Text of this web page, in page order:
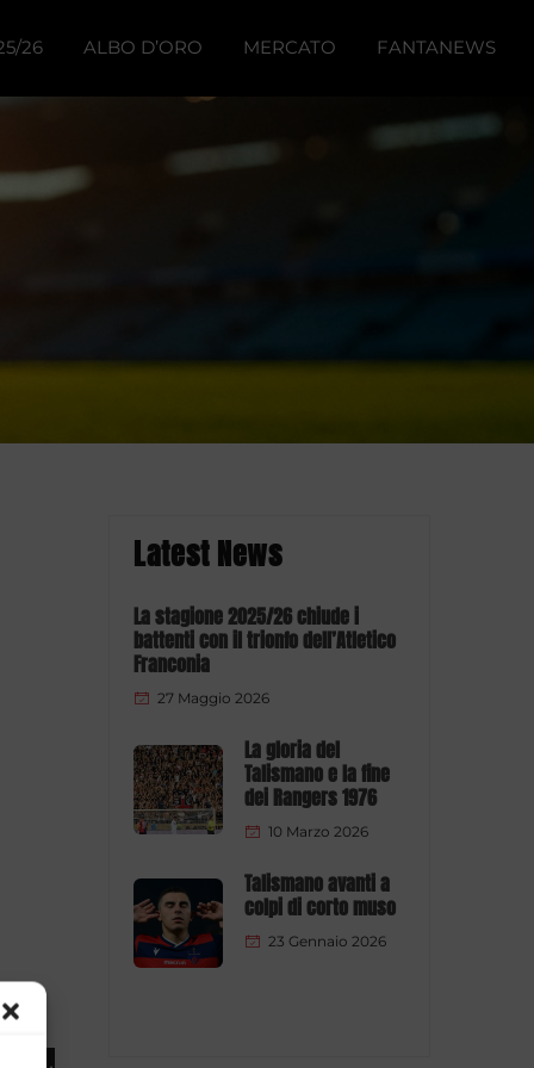
26 ALBO D’ORO MERCATO FANTANEWS
Latest News
27 Maggio 2026
La stagione 2025/26 chiude i
battenti con il trionfo dell’Atletico
Franconia
10 Marzo 2026
La gloria del
Talismano e la fine
dei Rangers 1976
23 Gennaio 2026
Talismano avanti a
colpi di corto muso